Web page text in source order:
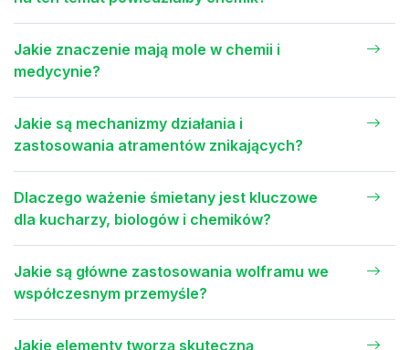
Jakie znaczenie mają mole w chemii i
medycynie?
Jakie są mechanizmy działania i
zastosowania atramentów znikających?
Dlaczego ważenie śmietany jest kluczowe
dla kucharzy, biologów i chemików?
Jakie są główne zastosowania wolframu we
współczesnym przemyśle?
Jakie elementy tworzą skuteczną